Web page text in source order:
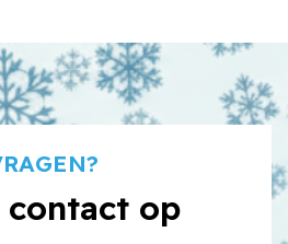
contact op